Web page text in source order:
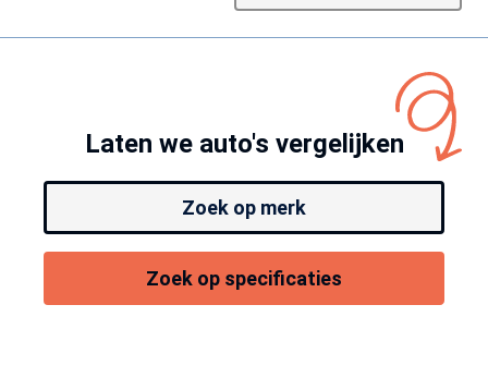
Laten we auto's vergelijken
Zoek op merk
Zoek op specificaties